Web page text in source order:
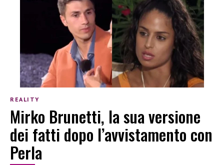
REALITY
Mirko Brunetti, la sua versione
dei fatti dopo l’avvistamento con
Perla